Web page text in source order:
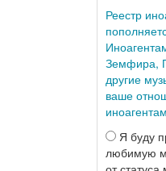
Реестр
Земфира,
другие
ваше
Я буду
любимую